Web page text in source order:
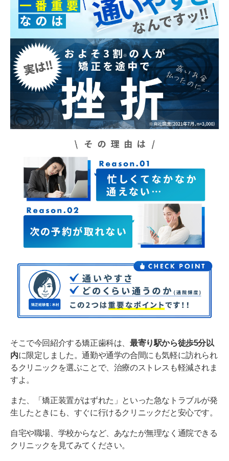
そこで今回紹介する矯正歯科は、 最寄り駅から徒歩5分以
内に限定しました。通勤や通学の合間にも気軽に訪れられ
るクリニックを選ぶことで、治療のストレスも軽減されま
すよ。
また、「矯正装置がはずれた」といった急なトラブルが発
生したときにも、すぐに行けるクリニックだと安心です。
自宅や職場、学校からなど、あなたが無理なく通院できる
クリニックを見てみてください。